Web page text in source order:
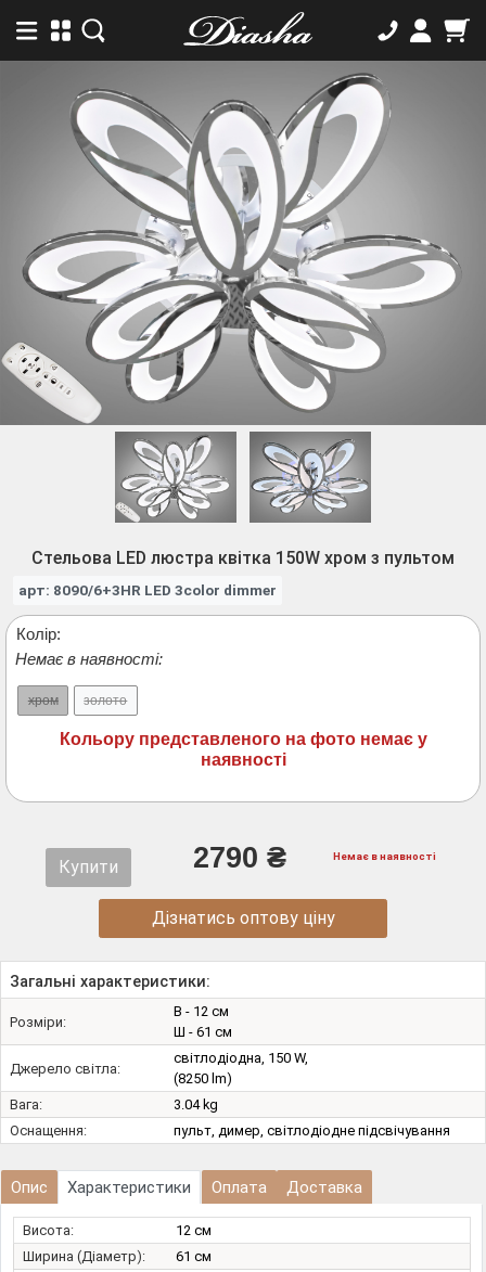
Стельова LED люстра квітка 150W хром з пультом
арт: 8090/6+3HR LED 3color dimmer
Колір:
Немає в наявності:
хром золото
Кольору представленого на фото немає у
наявності
Купити 2790 ₴ Немає в наявності
Дізнатись оптову ціну
Загальні характеристики:
Розміри:
В - 12 см
Ш - 61 см
Джерело світла:
світлодіодна, 150 W,
(8250 lm)
Вага:
3.04 kg
Оснащення:
пульт, димер, світлодіодне підсвічування
Опис Характеристики Оплата Доставка
Висота:
12 см
Ширина (Діаметр):
61 см